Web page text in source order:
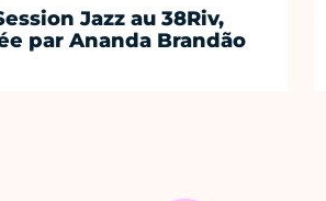
Jazz au 38Riv,
par Ananda Brandão